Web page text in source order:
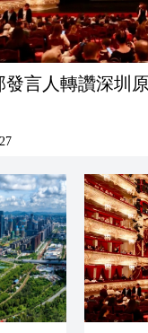
發言人轉讚深圳